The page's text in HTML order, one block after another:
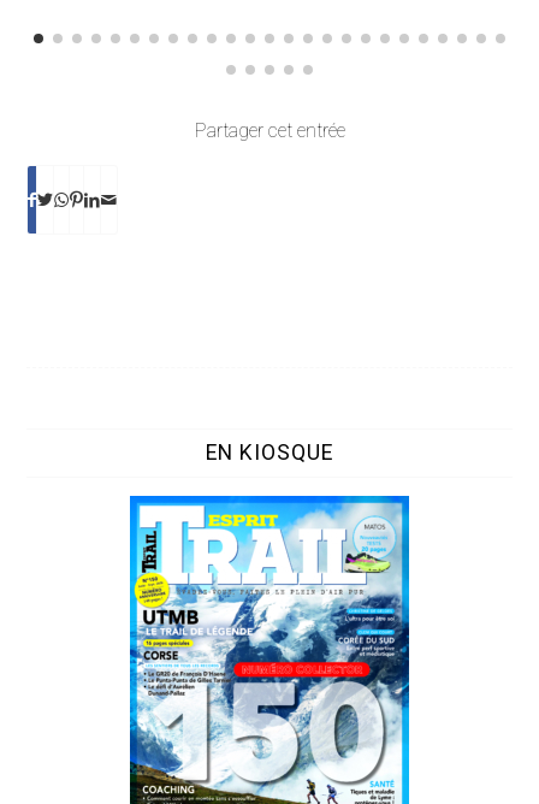
Partager cet entrée
EN KIOSQUE